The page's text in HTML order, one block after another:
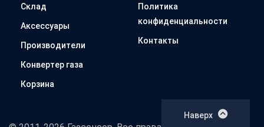
Склад
Аксессуары
Производители
Конвертер газа
Корзина
Политика
конфиденциальности
Контакты
Наверх